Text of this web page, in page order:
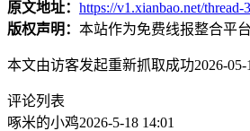
原文地址： https://v1.xianbao.net/thread-
版权声明： 本站作为免费线报整合平
本文由访客发起重新抓取成功2026-05-
评论列表
啄米的小鸡2026-5-18 14:01